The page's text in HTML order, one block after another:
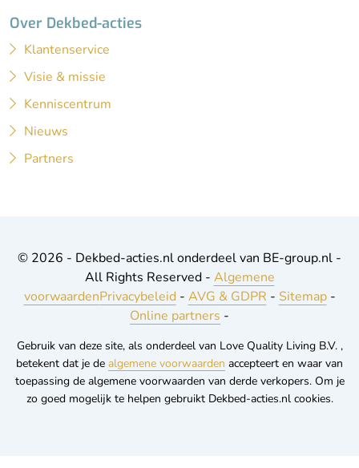
Over Dekbed-acties
Klantenservice
Visie & missie
Kenniscentrum
Nieuws
Partners
© 2026 - Dekbed-acties.nl onderdeel van BE-group.nl -
All Rights Reserved - Algemene
voorwaardenPrivacybeleid- AVG & GDPR - Sitemap-
Online partners -
Gebruik van deze site, als onderdeel van Love Quality Living B.V. ,
betekent dat je de algemene voorwaarden accepteert en waar van
toepassing de algemene voorwaarden van derde verkopers. Om je
zo goed mogelijk te helpen gebruikt Dekbed-acties.nl cookies.